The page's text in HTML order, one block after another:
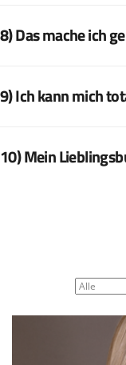
8) Das mache ich
9) Ich kann mich
10) Mein